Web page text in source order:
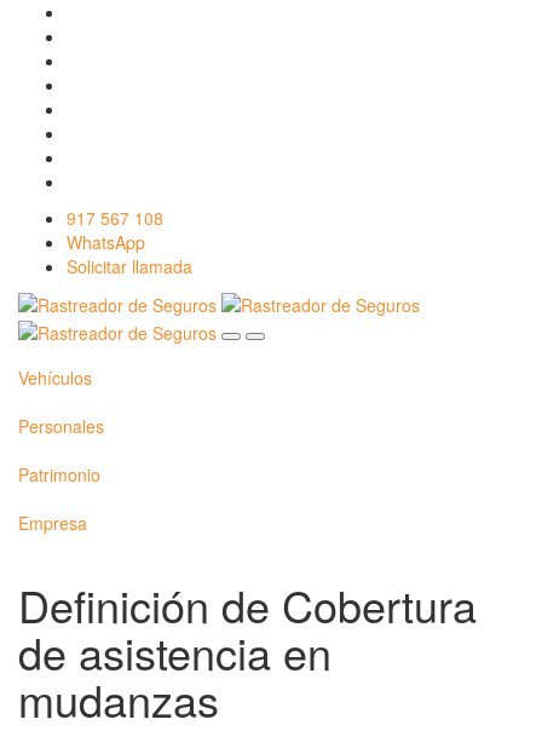
917 567 108
WhatsApp
Solicitar llamada
Vehículos
Personales
Patrimonio
Empresa
Definición de Cobertura
de asistencia en
mudanzas